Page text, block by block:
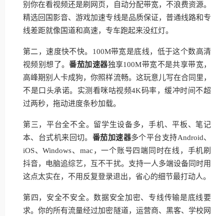
别你在看视频还是刷网页，自动分配带宽，不浪费资源。
精选回国影音、游戏加速专线是品质保证，普通线路和专
线差距就像国道和高速，专车跑起来没红灯。
第二，速度快不快。100M带宽是底线，低于这个数高清
视频别想了。番茄加速器独享100M带宽不是共享带宽，
高峰期别人卡成狗，你照样流畅。这玩意儿写在合同里，
不是口头承诺。实测看咪咕视频4K码率，缓冲时间不超
过两秒，拖动进度条秒加载。
第三，平台全不全。留学生设备多，手机、平板、笔记
本、台式机来回切。 番茄加速器多个平台支持Android、
iOS、Windows、mac，一个账号四端同时在线，手机刷
抖音，电脑追综艺，互不干扰。支持一人多端设备同时用
这点太实在，不用反复登录退出，省心的细节最打动人。
第四，安全不安全。数据安全加密、专线传输是底线要
求。你的所有流量经过加密隧道，运营商、黑客、学校网